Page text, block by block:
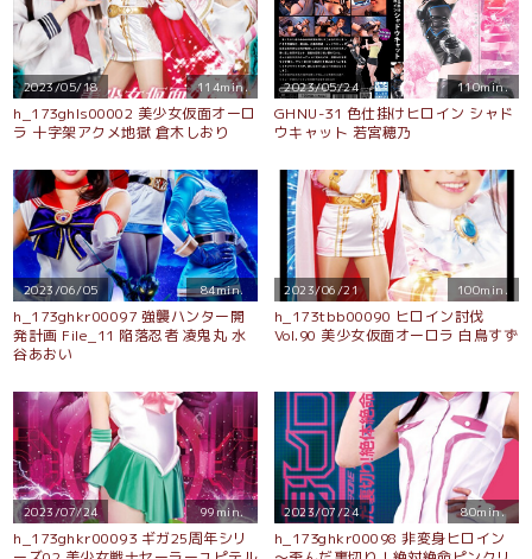
2023/05/18 114min.
h_173ghls00002 美少女仮面オーロ
ラ 十字架アクメ地獄 倉木しおり
2023/05/24 110min.
GHNU-31 色仕掛けヒロイン シャド
ウキャット 若宮穂乃
2023/06/05 84min.
h_173ghkr00097 強襲ハンター開
発計画 File_11 陥落忍者 凌鬼丸 水
谷あおい
2023/06/21 100min.
h_173tbb00090 ヒロイン討伐
Vol.90 美少女仮面オーロラ 白鳥すず
2023/07/24 99min.
h_173ghkr00093 ギガ25周年シリ
2023/07/24 80min.
h_173ghkr00098 非変身ヒロイン